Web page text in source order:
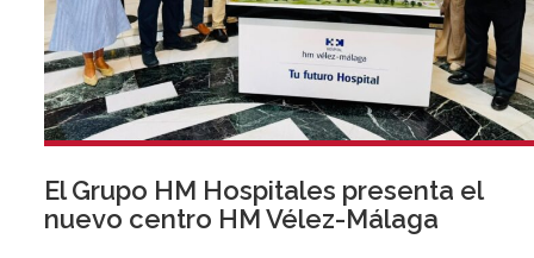
El Grupo HM Hospitales presenta el
nuevo centro HM Vélez-Málaga